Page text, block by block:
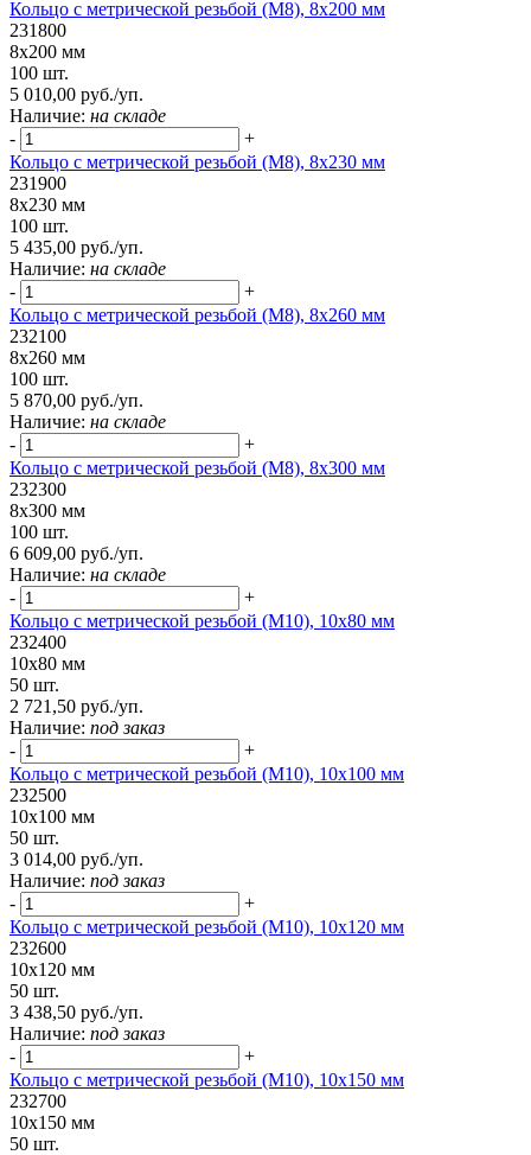
Кольцо с метрической резьбой (М8), 8х200 мм
231800
8х200 мм
100 шт.
5 010,00 руб./уп.
Наличие: на складе
-
+
Кольцо с метрической резьбой (М8), 8х230 мм
231900
8х230 мм
100 шт.
5 435,00 руб./уп.
Наличие: на складе
-
+
Кольцо с метрической резьбой (М8), 8х260 мм
232100
8х260 мм
100 шт.
5 870,00 руб./уп.
Наличие: на складе
-
+
Кольцо с метрической резьбой (М8), 8х300 мм
232300
8х300 мм
100 шт.
6 609,00 руб./уп.
Наличие: на складе
-
+
Кольцо с метрической резьбой (М10), 10х80 мм
232400
10х80 мм
50 шт.
2 721,50 руб./уп.
Наличие: под заказ
-
+
Кольцо с метрической резьбой (М10), 10х100 мм
232500
10х100 мм
50 шт.
3 014,00 руб./уп.
Наличие: под заказ
-
+
Кольцо с метрической резьбой (М10), 10х120 мм
232600
10х120 мм
50 шт.
3 438,50 руб./уп.
Наличие: под заказ
-
+
Кольцо с метрической резьбой (М10), 10х150 мм
232700
10х150 мм
50 шт.